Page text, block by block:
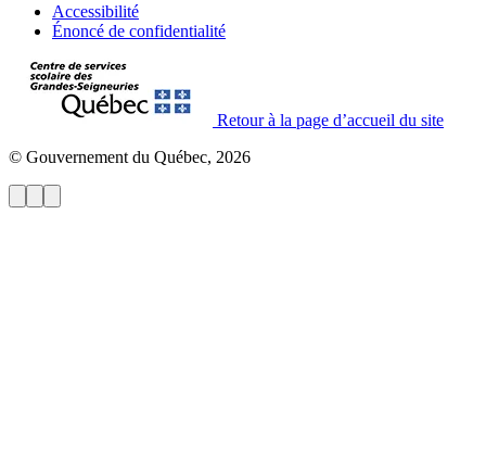
Accessibilité
Énoncé de confidentialité
Retour à la page d’accueil du site
© Gouvernement du Québec, 2026